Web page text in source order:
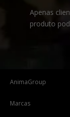
Apenas
produto
AnimaGroup
Marcas